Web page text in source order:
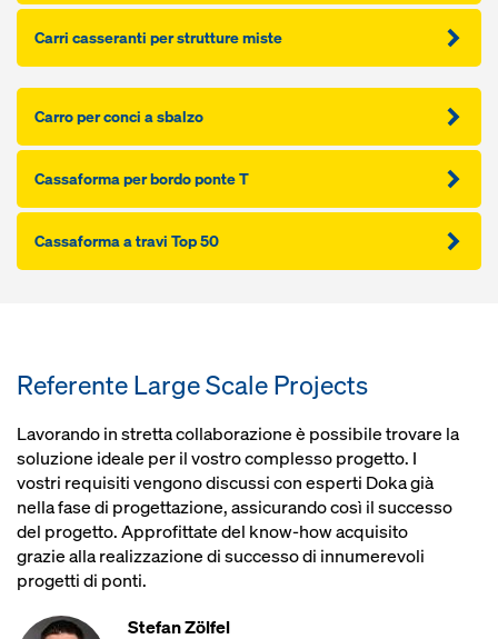
Carri casseranti per strutture miste
Carro per conci a sbalzo
Cassaforma per bordo ponte T
Cassaforma a travi Top 50
Referente Large Scale Projects
Lavorando in stretta collaborazione è possibile trovare la
soluzione ideale per il vostro complesso progetto. I
vostri requisiti vengono discussi con esperti Doka già
nella fase di progettazione, assicurando così il successo
del progetto. Approfittate del know-how acquisito
grazie alla realizzazione di successo di innumerevoli
progetti di ponti.
Stefan Zölfel